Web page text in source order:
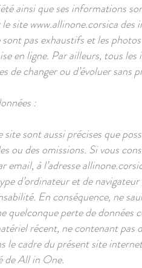
ainsi que ses informations
sitewww.allinone.corsicades
sont pas exhaustifs et les
en ligne. Par ailleurs, tous
changer ou d’évoluer sans
:
sont aussi précises que
ou des omissions. Si vous
email, à l’adresse
d’ordinateur et de
En conséquence, ne
perte de données
récent, ne contenant
le cadre du présent site
de All in One.